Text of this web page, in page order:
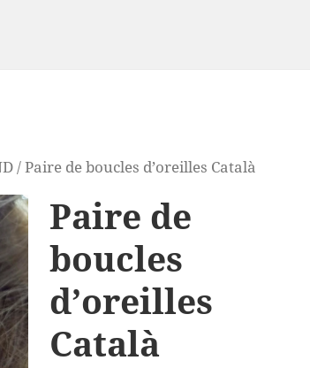
/ Paire de boucles d’oreilles Català
Paire de
boucles
d’oreilles
Català